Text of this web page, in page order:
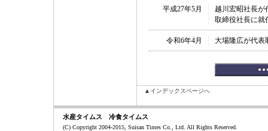
平成27年5月
越川宏昭社長が
取締役社長に就
令和6年4月 大場隆広が代表
▲インデックスページへ
水産タイムス 冷食タイムス
(C) Copyright 2004-2015, Suisan Times Co., Ltd. All Rights Reserved.